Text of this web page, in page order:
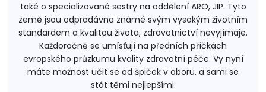
také o specializované sestry na oddělení ARO, JIP. Tyto
země jsou odpradávna známé svým vysokým životním
standardem a kvalitou života, zdravotnictví nevyjímaje.
Každoročně se umísťují na předních příčkách
evropského průzkumu kvality zdravotní péče. Vy nyní
máte možnost učit se od špiček v oboru, a sami se
stát těmi nejlepšími.